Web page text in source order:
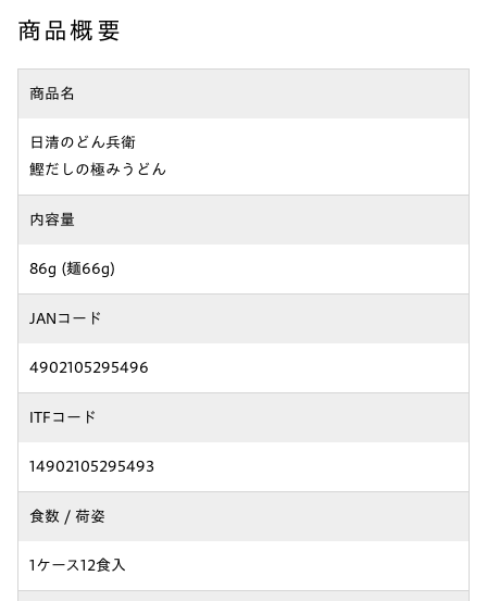
商品概要
商品名
日清のどん兵衛
鰹だしの極みうどん
内容量
86g (麺66g)
JANコード
4902105295496
ITFコード
14902105295493
食数 / 荷姿
1ケース12食入